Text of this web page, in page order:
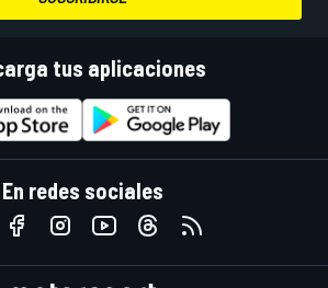
tus aplicaciones
En redes sociales